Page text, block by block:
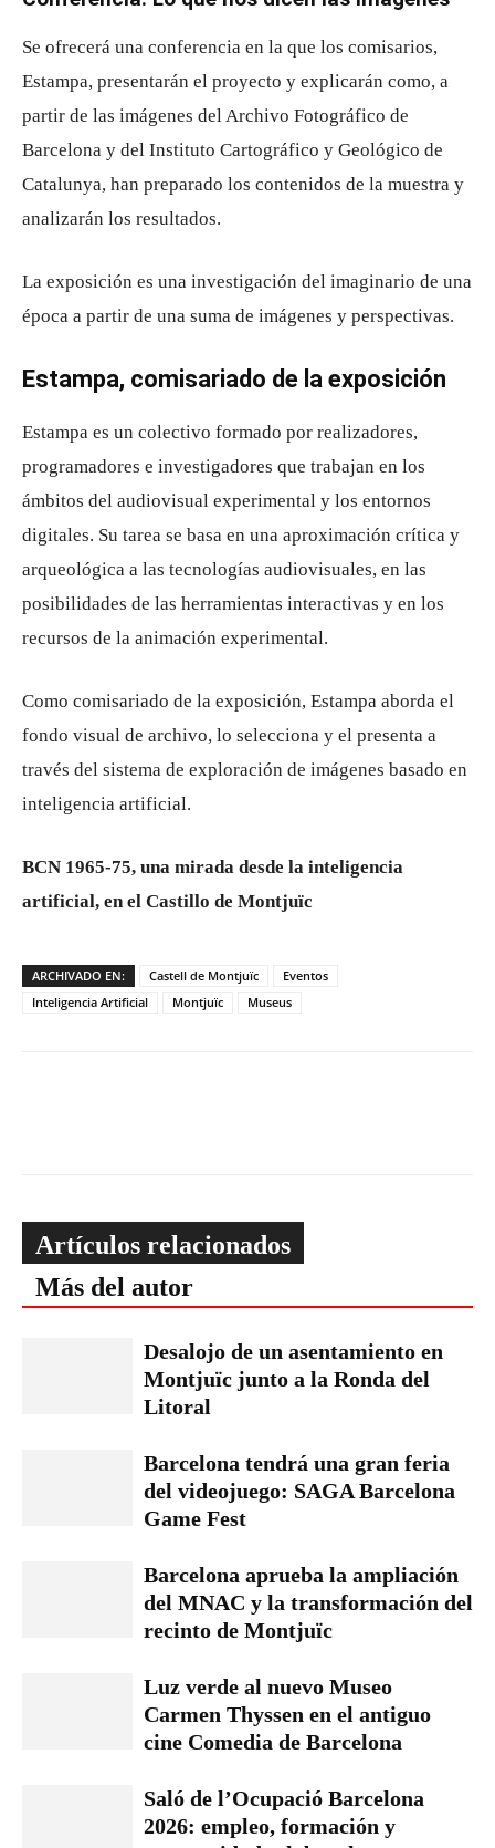
Se ofrecerá una conferencia en la que los comisarios,
Estampa, presentarán el proyecto y explicarán como, a
partir de las imágenes del Archivo Fotográfico de
Barcelona y del Instituto Cartográfico y Geológico de
Catalunya, han preparado los contenidos de la muestra y
analizarán los resultados.
La exposición es una investigación del imaginario de una
época a partir de una suma de imágenes y perspectivas.
Estampa, comisariado de la exposición
Estampa es un colectivo formado por realizadores,
programadores e investigadores que trabajan en los
ámbitos del audiovisual experimental y los entornos
digitales. Su tarea se basa en una aproximación crítica y
arqueológica a las tecnologías audiovisuales, en las
posibilidades de las herramientas interactivas y en los
recursos de la animación experimental.
Como comisariado de la exposición, Estampa aborda el
fondo visual de archivo, lo selecciona y el presenta a
través del sistema de exploración de imágenes basado en
inteligencia artificial.
BCN 1965-75, una mirada desde la inteligencia
artificial, en el Castillo de Montjuïc
ARCHIVADO EN: Castell de Montjuïc
Eventos
Inteligencia Artificial
Montjuïc Museus
Artículos relacionados
Más del autor
Desalojo de un asentamiento en
Montjuïc junto a la Ronda del
Litoral
Barcelona tendrá una gran feria
del videojuego: SAGA Barcelona
Game Fest
Barcelona aprueba la ampliación
del MNAC y la transformación del
recinto de Montjuïc
Luz verde al nuevo Museo
Carmen Thyssen en el antiguo
cine Comedia de Barcelona
Saló de l’Ocupació Barcelona
2026: empleo, formación y